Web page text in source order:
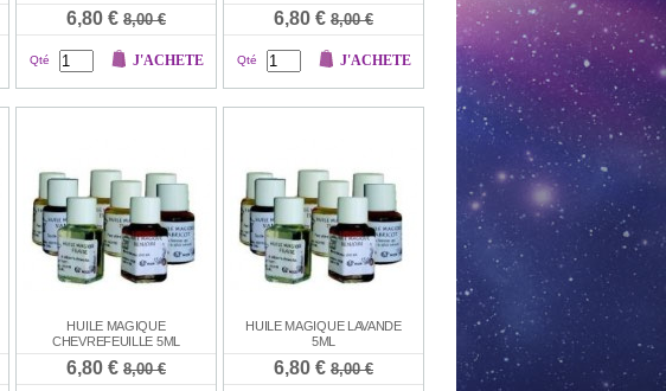
6,80 € 8,00 €
Qté J'ACHETE
6,80 € 8,00 €
Qté J'ACHETE
HUILE MAGIQUE
CHEVREFEUILLE 5ML
6,80 € 8,00 €
HUILE MAGIQUE LAVANDE
5ML
6,80 € 8,00 €